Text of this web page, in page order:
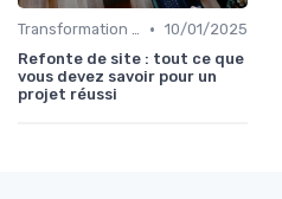
Transformation digitale des ventes • 10/01/2025
Refonte de site : tout ce que
vous devez savoir pour un
projet réussi